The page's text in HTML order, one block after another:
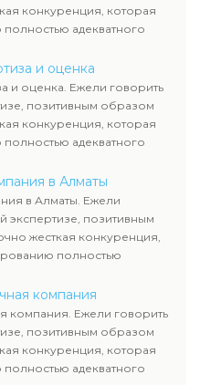
конкуренция, которая
адекватного
и оценка
и оценка. Ежели говорить
позитивным образом
конкуренция, которая
адекватного
в Алматы
в Алматы. Ежели
экспертизе, позитивным
жесткая конкуренция,
полностью
компания
компания. Ежели говорить
позитивным образом
конкуренция, которая
адекватного